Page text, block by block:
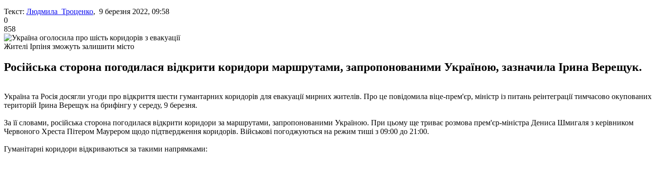
Текст: Людмила Троценко, 9 березня 2022, 09:58
0
858
Жителі Ірпіня зможуть залишити місто
Російська сторона погодилася відкрити коридори маршрутами, запропонованими Україною, зазначила Ірина Верещук.
Україна та Росія досягли угоди про відкриття шести гумантарних коридорів для евакуації мирних жителів. Про це повідомила віце-прем'єр, міністр із питань реінтеграції тимчасово окупованих
територій Ірина Верещук на брифінгу у середу, 9 березня.
За її словами, російська сторона погодилася відкрити коридори за маршрутами, запропонованими Україною. При цьому ще триває розмова прем'єр-міністра Дениса Шмигаля з керівником
Червоного Хреста Пітером Маурером щодо підтвердження коридорів. Військові погоджуються на режим тиші з 09:00 до 21:00.
Гуманітарні коридори відкриваються за такими напрямками: